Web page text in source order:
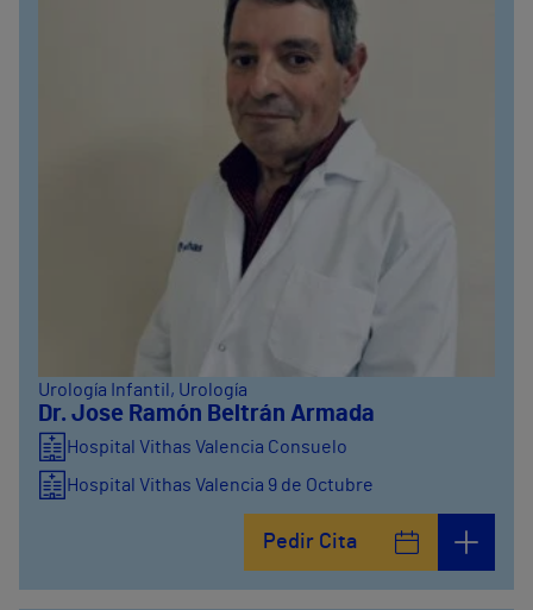
Urología Infantil , Urología
Dr. Jose Ramón Beltrán Armada
Hospital Vithas Valencia Consuelo
Hospital Vithas Valencia 9 de Octubre
Pedir Cita